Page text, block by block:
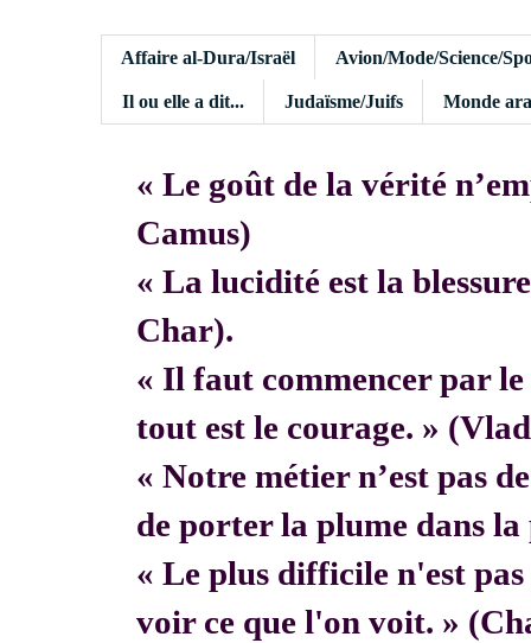
Affaire al-Dura/Israël Avion/Mode/Science/
Il ou elle a dit... Judaïsme/Juifs Monde
« Le goût de la vérité
Camus)
« La lucidité est la
Char).
« Il faut commencer par le
tout est le courage. »
« Notre métier n’est pas
de porter la plume dans
« Le plus difficile n'est
voir ce que l'on voit. »